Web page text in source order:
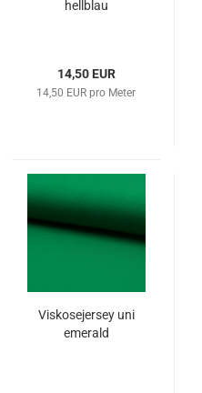
hellblau
14,50 EUR
14,50 EUR pro Meter
Viskosejersey uni
emerald